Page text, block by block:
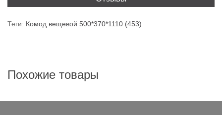
Теги: Комод вещевой 500*370*1110 (453)
Похожие товары